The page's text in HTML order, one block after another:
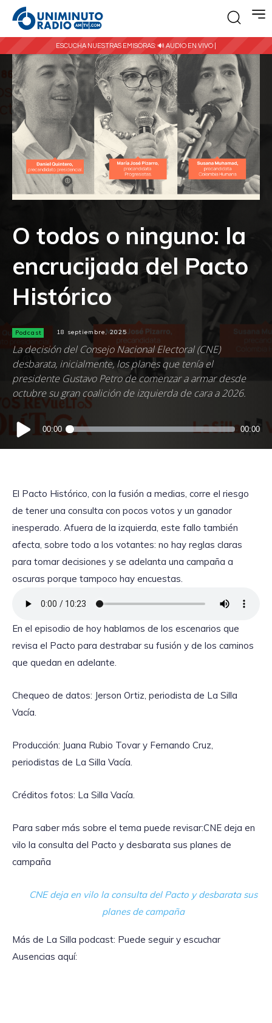
ESCUCHA NUESTRAS EMISORAS: 🔊 AUDIO EN VIVO |
O todos o ninguno: la
encrucijada del Pacto
Histórico
Podcast 18 septiembre, 2025
La decisión del Consejo Nacional Electoral (CNE)
desbarata, inicialmente, los planes que tenía el
presidente Gustavo Petro de comenzar a armar desde
octubre su gran coalición de izquierda de cara a 2026.
Reproductor
de
audio
00:00 00:00
El Pacto Histórico, con la fusión a medias, corre el riesgo
de tener una consulta con pocos votos y un ganador
inesperado. Afuera de la izquierda, este fallo también
afecta, sobre todo a los votantes: no hay reglas claras
para tomar decisiones y se adelanta una campaña a
oscuras porque tampoco hay encuestas.
En el episodio de hoy hablamos de los escenarios que
revisa el Pacto para destrabar su fusión y de los caminos
que quedan en adelante.
Chequeo de datos: Jerson Ortiz, periodista de La Silla
Vacía.
Producción: Juana Rubio Tovar y Fernando Cruz,
periodistas de La Silla Vacía.
Créditos fotos: La Silla Vacía.
Para saber más sobre el tema puede revisar:CNE deja en
vilo la consulta del Pacto y desbarata sus planes de
campaña
CNE deja en vilo la consulta del Pacto y desbarata sus
planes de campaña
Más de La Silla podcast: Puede seguir y escuchar
Ausencias aquí: